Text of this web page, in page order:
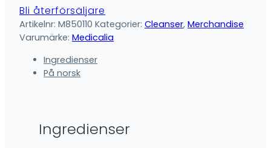
Bli återförsäljare
Artikelnr: M850110 Kategorier: Cleanser, Merchandise
Varumärke: Medicalia
Ingredienser
På norsk
Ingredienser